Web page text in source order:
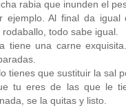
rabia que inunden el
ejemplo. Al final da igual
todo sabe igual.
tiene una carne
tienes que sustituir la sal
tu eres de las que le
se la quitas y listo.